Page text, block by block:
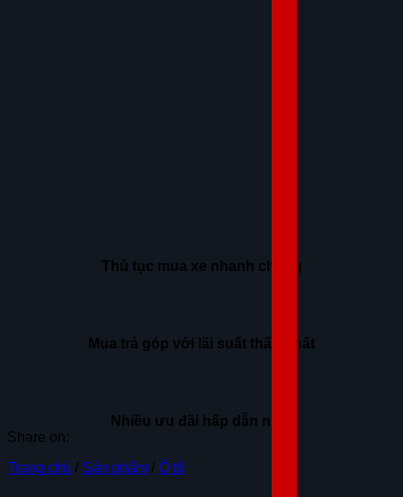
Thủ tục mua xe nhanh chóng
Mua trả góp với lãi suất thấp nhất
Nhiều ưu đãi hấp dẫn nhất
Share on:
Trang chủ / Sản phẩm / Ô tô